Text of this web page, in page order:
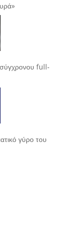
full-
γύρο του